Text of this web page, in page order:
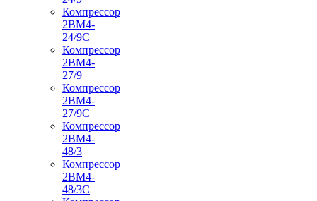
Компрессор
2ВМ4-
24/9С
Компрессор
2ВМ4-
27/9
Компрессор
2ВМ4-
27/9С
Компрессор
2ВМ4-
48/3
Компрессор
2ВМ4-
48/3С